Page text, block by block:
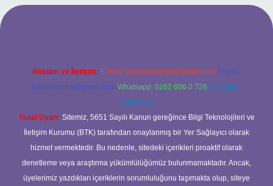
Reklam ve İletişim: E-mail: backlinkpaneli@gmail.com Teams:
forumhizmeti@gmail.com Whatsapp: 0262 606 0 726 Telegram:
@karabul
Yasal Uyarı: Sitemiz, 5651 Sayılı Kanun gereğince Bilgi Teknolojileri ve
İletişim Kurumu (BTK) tarafından onaylanmış bir Yer Sağlayıcı olarak
hizmet vermektedir. Bu nedenle, sitedeki içerikleri proaktif olarak
denetleme veya araştırma yükümlülüğümüz bulunmamaktadır. Ancak,
üyelerimiz yazdıkları içeriklerin sorumluluğunu taşımakta olup, siteye